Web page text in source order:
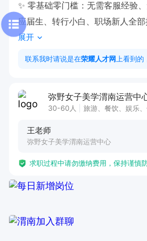
✨ 零基础零门槛：无需客服经验
应届生、转行小白、职场新人全
上岗，无压力试岗​
✨ 全程专业带薪培训：入职一对
✨ 薪资稳定可观：月薪4000-8000
饼！​
定、口碑优质、流量充足，不用自
松对接客户即可！​
回复客户关于写真套餐、风格、价
展开
联系我时请说是在荣耀人才网 上看到的
弥野女子美学渭南运营中
30-60人 旅游、餐饮、娱乐
王老师
弥野女子美学渭南运营中心
求职过程中请勿缴纳费用，保持谨慎